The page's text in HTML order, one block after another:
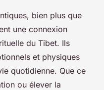
bien plus que
une connexion
du Tibet. Ils
et physiques
quotidienne. Que ce
ou élever la